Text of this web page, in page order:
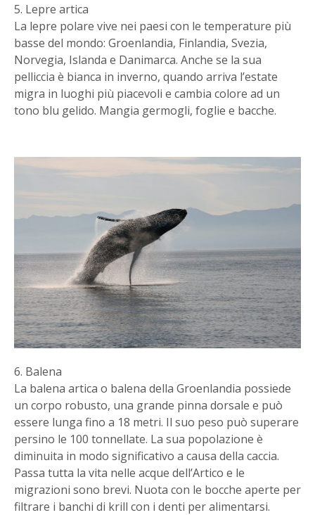
5. Lepre artica
La lepre polare vive nei paesi con le temperature più
basse del mondo: Groenlandia, Finlandia, Svezia,
Norvegia, Islanda e Danimarca. Anche se la sua
pelliccia è bianca in inverno, quando arriva l’estate
migra in luoghi più piacevoli e cambia colore ad un
tono blu gelido. Mangia germogli, foglie e bacche.
6. Balena
La balena artica o balena della Groenlandia possiede
un corpo robusto, una grande pinna dorsale e può
essere lunga fino a 18 metri. Il suo peso può superare
persino le 100 tonnellate. La sua popolazione è
diminuita in modo significativo a causa della caccia.
Passa tutta la vita nelle acque dell’Artico e le
migrazioni sono brevi. Nuota con le bocche aperte per
filtrare i banchi di krill con i denti per alimentarsi.